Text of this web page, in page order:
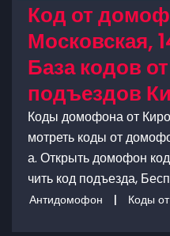
Код от
Московская,
База кодов
подъездов
Коды домофона от
мотреть коды от
а. Открыть домофон
чить код подъезда,
Антидомофон | Коды